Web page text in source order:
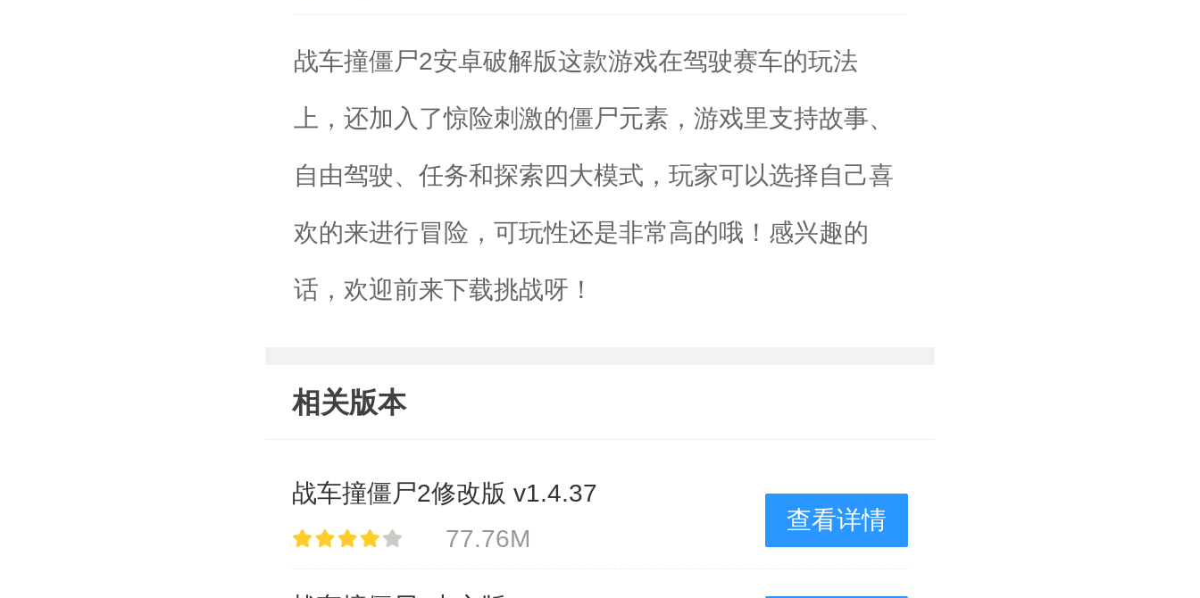
战车撞僵尸2安卓破解版这款游戏在驾驶赛车的玩法
上，还加入了惊险刺激的僵尸元素，游戏里支持故事、
自由驾驶、任务和探索四大模式，玩家可以选择自己喜
欢的来进行冒险，可玩性还是非常高的哦！感兴趣的
话，欢迎前来下载挑战呀！
相关版本
战车撞僵尸2修改版 v1.4.37
77.76M
查看详情